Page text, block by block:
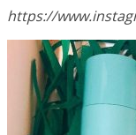
https://